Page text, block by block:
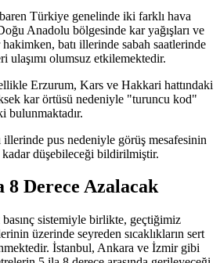
Türkiye genelinde iki farklı hava
Anadolu bölgesinde kar yağışları ve
batı illerinde sabah saatlerinde
ulaşımı olumsuz etkilemektedir.
Erzurum, Kars ve Hakkari hattındaki
kar örtüsü nedeniyle "turuncu kod"
bulunmaktadır.
illerinde pus nedeniyle görüş mesafesinin
düşebileceği bildirilmiştir.
8 Derece Azalacak
sistemiyle birlikte, geçtiğimiz
üzerinde seyreden sıcaklıkların sert
İstanbul, Ankara ve İzmir gibi